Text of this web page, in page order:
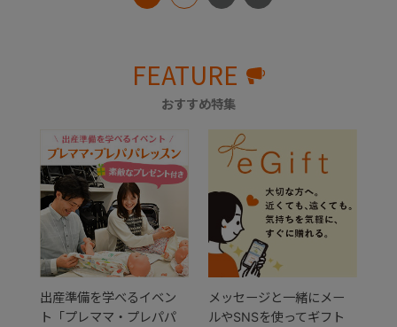
FEATURE
おすすめ特集
出産準備を学べるイベン
ト「プレママ・プレパパ
メッセージと一緒にメー
ルやSNSを使ってギフト